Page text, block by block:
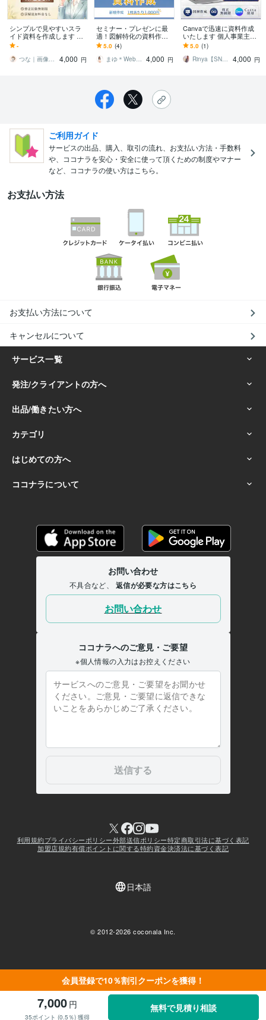
会員登録で10％割引クーポンを獲得！
7,000 円
35ポイント (0.5％) 獲得
無料で見積り相談
シンプルで見やすいスラ
イド資料を作成します 修
正無制限！わかりやすく
伝わる資料をご提案しま
す◎
-
つな｜画像デザイン＊事務代行
4,000 円
セミナー・プレゼンに最
適！図解特化の資料作成
します 現役デザイナーが
作成！伝わる・分かりや
すい資料
5.0 (4)
まゆ＊Webデザイナー 4,000 円
Canvaで迅速に資料作成
いたします 個人事業主
様・サロン経営者様等の
資料作成代行します！
5.0 (1)
Rinya【SNSデザイナー】
4,000 円
ご利用ガイド
サービスの出品、購入、取引の流れ、お支払い方法・手数料
や、ココナラを安心・安全に使って頂くための制度やマナー
など、ココナラの使い方はこちら。
お支払い方法
お支払い方法について
キャンセルについて